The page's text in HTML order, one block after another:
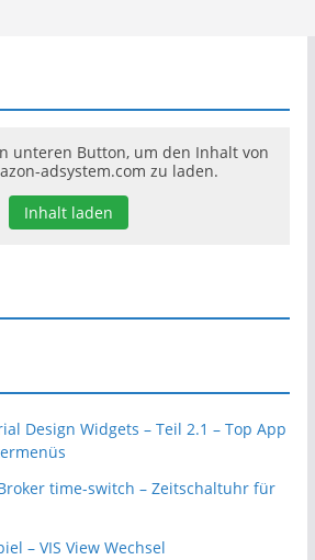
unteren Button, um den Inhalt von
adsystem.com zu laden.
Inhalt laden
Design Widgets – Teil 2.1 – Top App
time-switch – Zeitschaltuhr für
– VIS View Wechsel